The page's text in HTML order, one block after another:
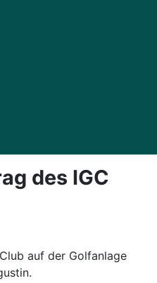
des IGC
auf der Golfanlage